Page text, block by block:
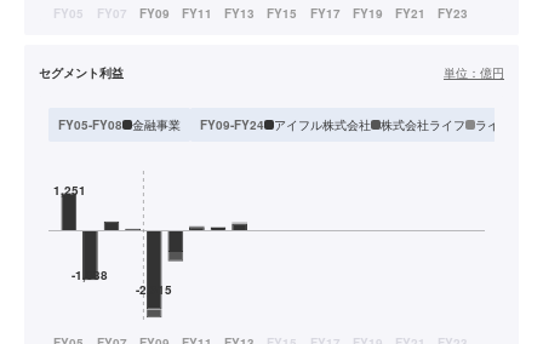
セグメント利益 単位： 億円
FY05-FY08 金融事業 FY09-FY24 アイフル株式会社 株式会社ライフ ライフカー